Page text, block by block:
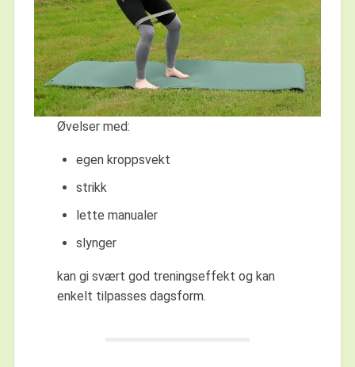
Øvelser med:
egen kroppsvekt
strikk
lette manualer
slynger
kan gi svært god treningseffekt og kan
enkelt tilpasses dagsform.